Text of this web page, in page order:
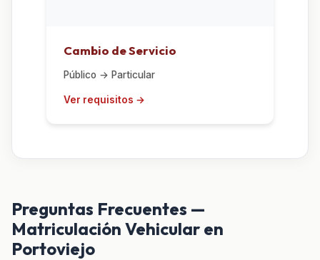
Cambio de Servicio
Público → Particular
Preguntas Frecuentes —
Matriculación Vehicular en
Portoviejo